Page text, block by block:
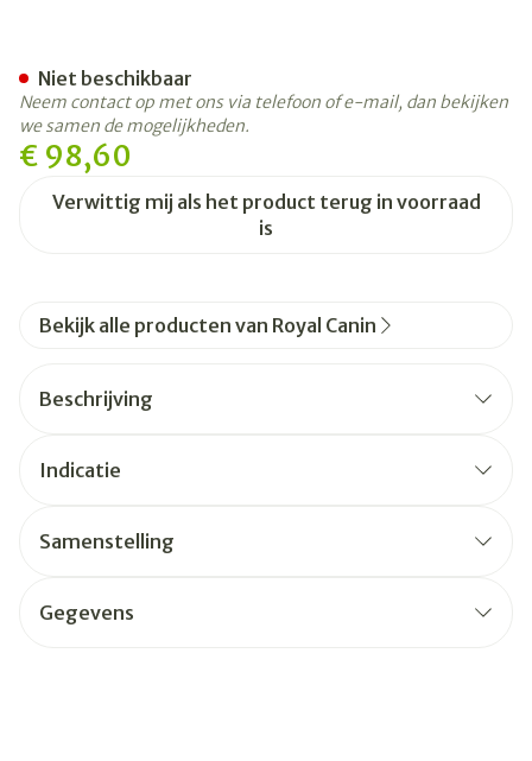
€ 98,60
Verwittig mij als het product terug in voorraad
is
Niet beschikbaar
Neem contact op met ons via telefoon of e-mail, dan bekijken
we samen de mogelijkheden.
Bekijk alle producten van Royal Canin
Beschrijving
Indicatie
Samenstelling
Gegevens